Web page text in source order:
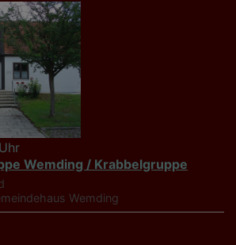
Wemding / Krabbelgruppe
Wemding